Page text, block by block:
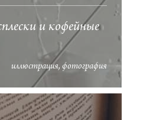
и кофейные
иллюстрация фотография